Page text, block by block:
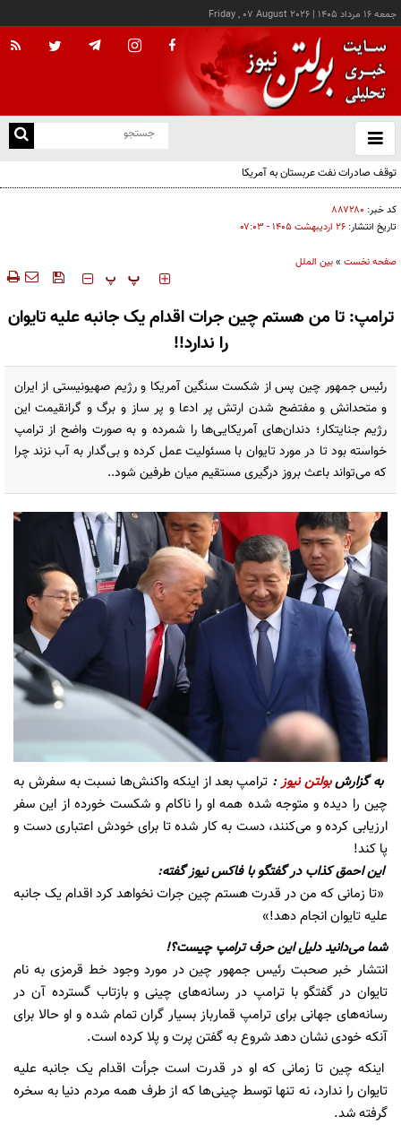
جمعه ۱۶ مرداد ۱۴۰۵ |
Friday , 07 August 2026
باز
و
توقف صادرات نفت عربستان به آمریکا
کد خبر: ۸۸۷۲۸۰
تاریخ انتشار: ۲۶ ارديبهشت ۱۴۰۵ - ۰۷:۰۳
صفحه نخست »بین الملل
‍‍‍ پ پ
ترامپ: تا من هستم چین جرات اقدام یک جانبه علیه تایوان
را ندارد!!
رئیس جمهور چین پس از شکست سنگین آمریکا و رژیم صهیونیستی از ایران
و متحدانش و مفتضح شدن ارتش پر ادعا و پر ساز و برگ و گرانقیمت این
رژیم جنایتکار؛ دندان‌های آمریکایی‌ها را شمرده و به صورت واضح از ترامپ
خواسته بود تا در مورد تایوان با مسئولیت عمل کرده و بی‌گدار به آب نزند چرا
که می‌تواند باعث بروز درگیری مستقیم میان طرفین شود..
به گزارشبولتن نیوز: ترامپ بعد از اینکه واکنش‌ها نسبت به سفرش به
چین را دیده و متوجه شده همه او را ناکام و شکست خورده از این سفر
ارزیابی کرده و می‌کنند، دست به کار شده تا برای خودش اعتباری دست و
پا کند!
این احمق کذاب در گفتگو با فاکس نیوز گفته:
«تا زمانی که من در قدرت هستم چین جرات نخواهد کرد اقدام یک جانبه
علیه تایوان انجام دهد!»
شما می‌دانید دلیل این حرف ترامپ چیست؟!
انتشار خبر صحبت رئیس جمهور چین در مورد وجود خط قرمزی به نام
تایوان در گفتگو با ترامپ در رسانه‌های چینی و بازتاب گسترده آن در
رسانه‌های جهانی برای ترامپ قمارباز بسیار گران تمام شده و او حالا برای
آنکه خودی نشان دهد شروع به گفتن پرت و پلا کرده است.
اینکه چین تا زمانی که او در قدرت است جرأت اقدام یک جانبه علیه
تایوان را ندارد، نه تنها توسط چینی‌ها که از طرف همه مردم دنیا به سخره
گرفته شد.